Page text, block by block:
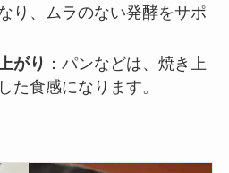
り、ムラのない発酵をサポ
がり ：パンなどは、焼き上
た食感になります。